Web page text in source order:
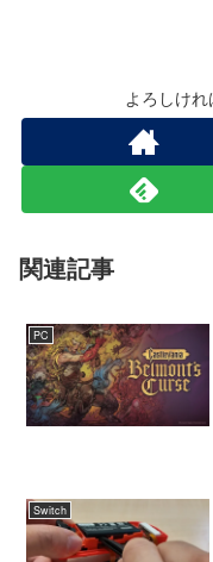
よろしけ
関連記事
PC
Switch